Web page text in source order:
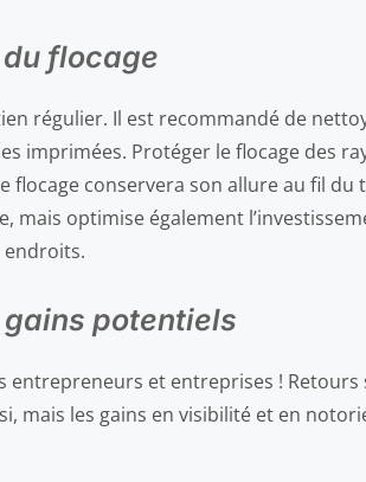
flocage
régulier. Il est recommandé de
imprimées. Protéger le flocage des
flocage conservera son allure au fil
optimise également
endroits.
potentiels
et entreprises !
mais les gains en visibilité et en